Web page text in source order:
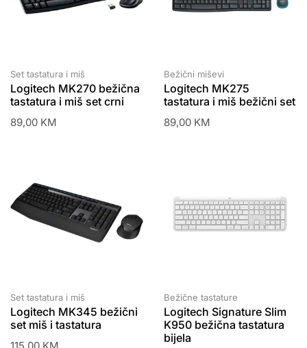
Set tastatura i miš
Logitech MK270 bežična
tastatura i miš set crni
89,00 KM
Bežični miševi
Logitech MK275
tastatura i miš bežični set
89,00 KM
Set tastatura i miš
Logitech MK345 bežični
set miš i tastatura
Bežične tastature
Logitech Signature Slim
K950 bežična tastatura
bijela